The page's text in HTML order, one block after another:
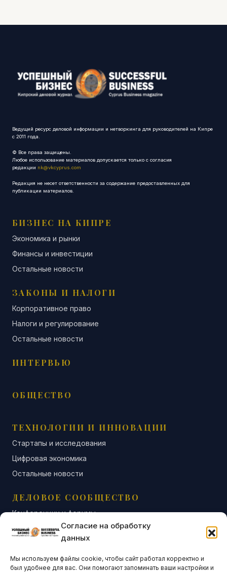
Согласие на обработку
данных
Мы используем файлы cookie, чтобы сайт работал корректно и
был удобнее для вас. Они помогают запоминать ваши настройки и
Ведущий ресурс деловой информации и нетворкинга для руководителей на Кипре
с 2011 года.
© Все права защищены.
Любое использование материалов допускается только с согласия
редакции nk@vkcyprus.com
Редакция не несет ответственности за содержание предоставленных для
публикации материалов.
БИЗНЕС НА КИПРЕ
Экономика и рынки
Финансы и инвестиции
Остальные новости
ЗАКОНЫ И НАЛОГИ
Корпоративное право
Налоги и регулирование
Остальные новости
ИНТЕРВЬЮ
ОБЩЕСТВО
ТЕХНОЛОГИИ И ИННОВАЦИИ
Стартапы и исследования
Цифровая экономика
Остальные новости
ДЕЛОВОЕ СООБЩЕСТВО
Конференции и форумы
Бизнес-клубы и ассоциации
Остальные новости
АНАЛИТИКА И СТАТИСТИКА